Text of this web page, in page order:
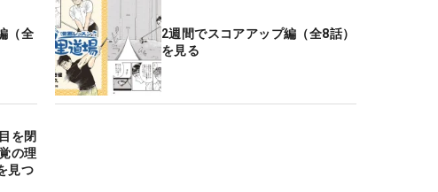
（全
2週間でスコアアップ編（全8話）
を見る
を閉
の理
見つ